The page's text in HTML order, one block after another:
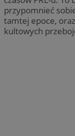
przypomnieć
tamtej epoce,
kultowych